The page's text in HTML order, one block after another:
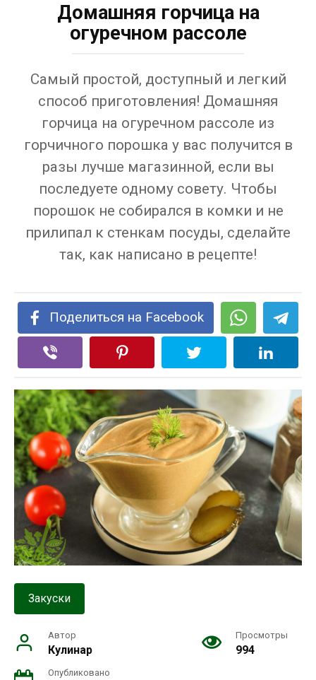
Домашняя горчица на
огуречном рассоле
Самый простой, доступный и легкий
способ приготовления! Домашняя
горчица на огуречном рассоле из
горчичного порошка у вас получится в
разы лучше магазинной, если вы
последуете одному совету. Чтобы
порошок не собирался в комки и не
прилипал к стенкам посуды, сделайте
так, как написано в рецепте!
Поделиться на Facebook
Закуски
Автор
Кулинар
Просмотры
994
Опубликовано